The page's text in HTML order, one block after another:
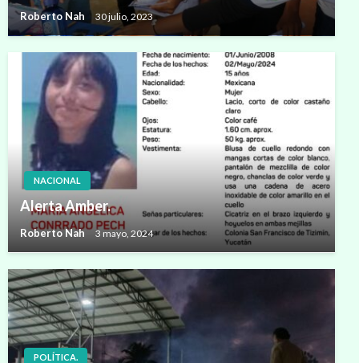
Roberto Nah 30 julio, 2023
NACIONAL
Alerta Amber.
Roberto Nah 3 mayo, 2024
POLÍTICA.